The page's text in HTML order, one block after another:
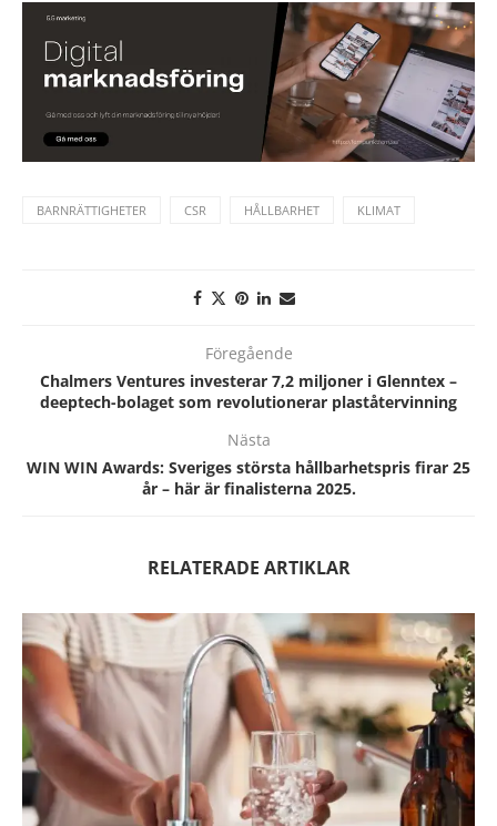
BARNRÄTTIGHETER CSR HÅLLBARHET KLIMAT
Föregående
Chalmers Ventures investerar 7,2 miljoner i Glenntex –
deeptech-bolaget som revolutionerar plaståtervinning
Nästa
WIN WIN Awards: Sveriges största hållbarhetspris firar 25
år – här är finalisterna 2025.
RELATERADE ARTIKLAR